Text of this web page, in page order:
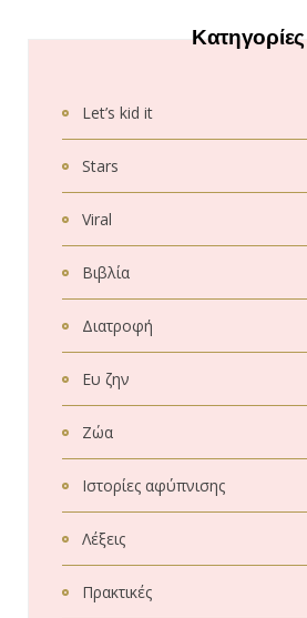
Κατηγορίες
Let’s kid it
Stars
Viral
Βιβλία
Διατροφή
Ευ ζην
Ζώα
Ιστορίες αφύπνισης
Λέξεις
Πρακτικές